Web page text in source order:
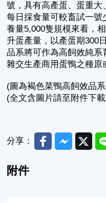
號，具有高產蛋、蛋重
每日採食量可較畜試一號
養量5,000隻規模來看，
升蛋產量，以產蛋期300
品系將可作為高飼效純
雜交生產商用蛋鴨之種原
(圖為褐色菜鴨高飼效品
(全文含圖片請至附件下
分享： FacebookMessenger
Twitter
附件